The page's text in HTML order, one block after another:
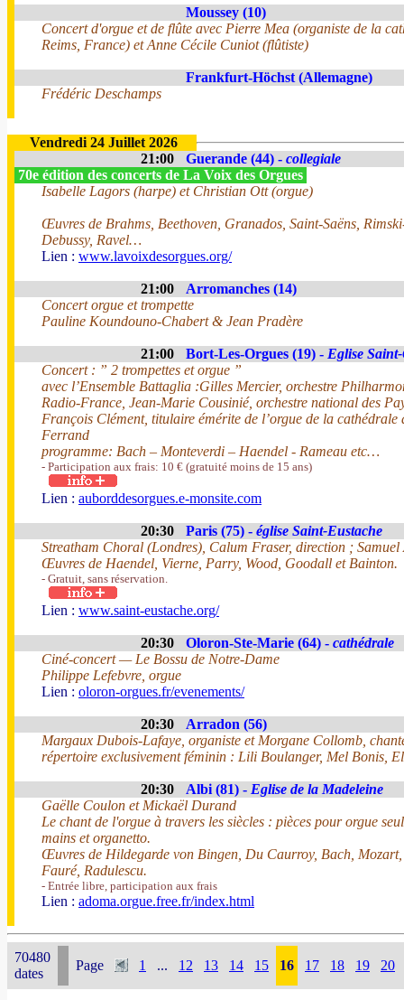
Moussey (10)
Concert d'orgue et de flûte avec Pierre Mea (organiste de la
Reims, France) et Anne Cécile Cuniot (flûtiste)
Frankfurt-Höchst (Allemagne)
Frédéric Deschamps
Vendredi 24 Juillet 2026
21:00
Guerande (44) - collegiale
70e édition des concerts de La Voix des Orgues
Isabelle Lagors (harpe) et Christian Ott (orgue)
Œuvres de Brahms, Beethoven, Granados, Saint-Saëns,
Debussy, Ravel…
Lien : www.lavoixdesorgues.org/
21:00
Arromanches (14)
Concert orgue et trompette
Pauline Koundouno-Chabert & Jean Pradère
21:00 Bort-Les-Orgues (19) - Eglise
Concert : ” 2 trompettes et orgue ”
avec l’Ensemble Battaglia :Gilles Mercier, orchestre
Radio-France, Jean-Marie Cousinié, orchestre national des
François Clément, titulaire émérite de l’orgue de la cathédrale
Ferrand
programme: Bach – Monteverdi – Haendel - Rameau etc…
- Participation aux frais: 10 € (gratuité moins de 15 ans)
Lien : auborddesorgues.e-monsite.com
20:30 Paris (75) - église Saint-Eustache
Streatham Choral (Londres), Calum Fraser, direction ;
Œuvres de Haendel, Vierne, Parry, Wood, Goodall et Bainton.
- Gratuit, sans réservation.
Lien : www.saint-eustache.org/
20:30 Oloron-Ste-Marie (64) - cathédrale
Ciné-concert — Le Bossu de Notre-Dame
Philippe Lefebvre, orgue
Lien : oloron-orgues.fr/evenements/
20:30
Arradon (56)
Margaux Dubois-Lafaye, organiste et Morgane Collomb,
répertoire exclusivement féminin : Lili Boulanger, Mel Bonis,
20:30 Albi (81) - Eglise de la Madeleine
Gaëlle Coulon et Mickaël Durand
Le chant de l'orgue à travers les siècles : pièces pour orgue
mains et organetto.
Œuvres de Hildegarde von Bingen, Du Caurroy, Bach, Mozart,
Fauré, Radulescu.
- Entrée libre, participation aux frais
Lien : adoma.orgue.free.fr/index.html
70480
dates
Page 1 ... 12 13 14 15 16 17 18 19 20